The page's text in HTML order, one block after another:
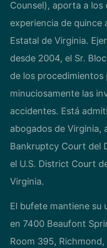
Counsel), aporta a los
experiencia de quince
Estatal de Virginia.
desde 2004, el Sr.
de los procedimientos
minuciosamente las
accidentes. Está
abogados de Virginia,
Bankruptcy Court del
el U.S. District Court
Virginia.
El bufete mantiene su
en 7400 Beaufont
Room 395,